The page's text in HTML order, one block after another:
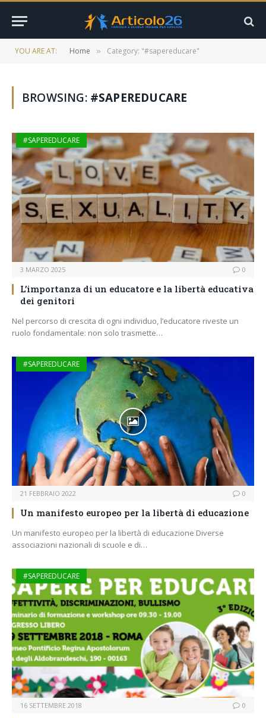
YOU ARE AT: Home » Category: "#sapereducare"
BROWSING: #SAPEREDUCARE
#SAPEREDUCARE
3 MARZO 2025 0
L’importanza di un educatore e la libertà educativa
dei genitori
Nel percorso di crescita di ogni individuo, l’educatore riveste un
ruolo fondamentale: non solo trasmette…
#SAPEREDUCARE
21 FEBBRAIO 2022 0
Un manifesto europeo per la libertà di educazione
Un manifesto europeo per la libertà di educazione Diverse
associazioni nazionali di scuole e di…
#SAPEREDUCARE
16 SETTEMBRE 2018 0